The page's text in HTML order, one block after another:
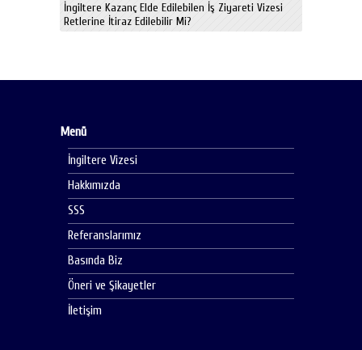
İngiltere Kazanç Elde Edilebilen İş Ziyareti Vizesi
Retlerine İtiraz Edilebilir Mi?
Menü
İngiltere Vizesi
Hakkımızda
SSS
Referanslarımız
Basında Biz
Öneri ve Şikayetler
İletişim